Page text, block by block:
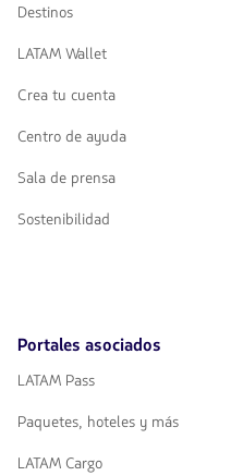
Destinos
LATAM Wallet
Crea tu cuenta
Centro de ayuda
Sala de prensa
Sostenibilidad
Portales asociados
LATAM Pass
Paquetes, hoteles y más
LATAM Cargo